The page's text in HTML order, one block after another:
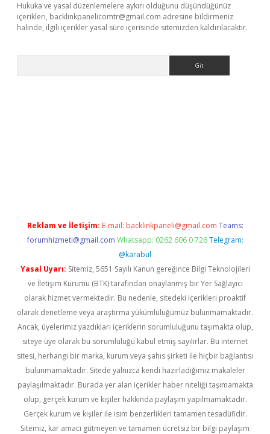
Hukuka ve yasal düzenlemelere aykırı olduğunu düşündüğünüz
içerikleri, backlinkpanelicomtr@gmail.com adresine bildirmeniz
halinde, ilgili içerikler yasal süre içerisinde sitemizden kaldırılacaktır.
Reklam ve İletişim: E-mail: backlinkpaneli@gmail.com Teams:
forumhizmeti@gmail.com Whatsapp: 0262 606 0 726 Telegram:
@karabul
Yasal Uyarı: Sitemiz, 5651 Sayılı Kanun gereğince Bilgi Teknolojileri
ve İletişim Kurumu (BTK) tarafından onaylanmış bir Yer Sağlayıcı
olarak hizmet vermektedir. Bu nedenle, sitedeki içerikleri proaktif
olarak denetleme veya araştırma yükümlülüğümüz bulunmamaktadır.
Ancak, üyelerimiz yazdıkları içeriklerin sorumluluğunu taşımakta olup,
siteye üye olarak bu sorumluluğu kabul etmiş sayılırlar. Bu internet
sitesi, herhangi bir marka, kurum veya şahıs şirketi ile hiçbir bağlantısı
bulunmamaktadır. Sitede yalnızca kendi hazırladığımız makaleler
paylaşılmaktadır. Burada yer alan içerikler haber niteliği taşımamakta
olup, gerçek kurum ve kişiler hakkında paylaşım yapılmamaktadır.
Gerçek kurum ve kişiler ile isim benzerlikleri tamamen tesadüfidir.
Sitemiz, kar amacı gütmeyen ve tamamen ücretsiz bir bilgi paylaşım